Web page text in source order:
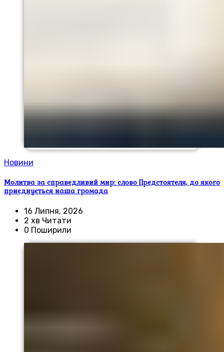
Новини
Молитва за справедливий мир: слово Предстоятеля, до якого
приєднується наша громада
16 Липня, 2026
2 хв Читати
0 Поширили